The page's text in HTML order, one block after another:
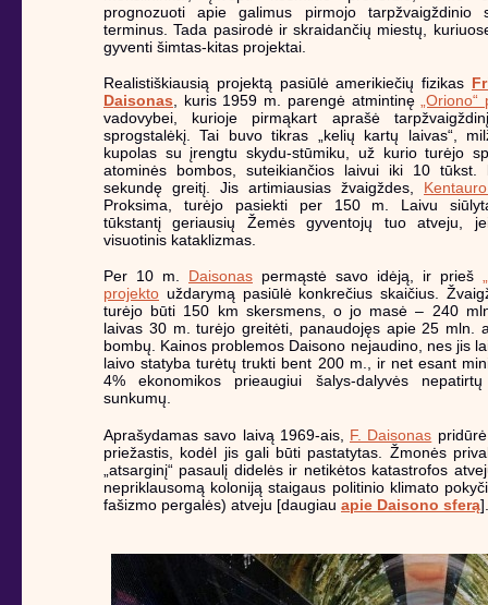
prognozuoti apie galimus pirmojo tarpžvaigždinio
terminus. Tada pasirodė ir skraidančių miestų,
gyventi šimtas-kitas projektai.
Realistiškiausią projektą pasiūlė amerikiečių fizikas
Daisonas , kuris 1959 m. parengė atmintinę
vadovybei, kurioje pirmąkart aprašė
sprogstalėkį. Tai buvo tikras „kelių kartų laivas“,
kupolas su įrengtu skydu-stūmiku, už kurio turėjo
atominės bombos, suteikiančios laivui iki 10 tūkst.
sekundę greitį. Jis artimiausias žvaigždes,
Proksima, turėjo pasiekti per 150 m. Laivu
tūkstantį geriausių Žemės gyventojų tuo atveju,
visuotinis kataklizmas.
Per 10 m. Daisonas permąstė savo idėją, ir prieš
projekto uždarymą pasiūlė konkrečius skaičius.
turėjo būti 150 km skersmens, o jo masė – 240
laivas 30 m. turėjo greitėti, panaudojęs apie 25 mln.
bombų. Kainos problemos Daisono nejaudino, nes jis
laivo statyba turėtų trukti bent 200 m., ir net esant
4% ekonomikos prieaugiui šalys-dalyvės
sunkumų.
Aprašydamas savo laivą 1969-ais, F. Daisonas
priežastis, kodėl jis gali būti pastatytas. Žmonės
„atsarginį“ pasaulį didelės ir netikėtos katastrofos
nepriklausomą koloniją staigaus politinio klimato
fašizmo pergalės) atveju [daugiau apie Daisono sferą].